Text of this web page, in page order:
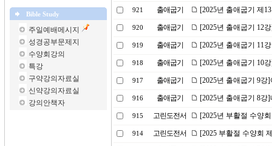
Bible Study
주일예배메시지
성경공부문제지
수양회강의
특강
구약강의자료실
신약강의자료실
강의안책자
921 출애굽기 [2025년 출애굽기 제
920 출애굽기 [2025년 출애굽기 12
919 출애굽기 [2025년 출애굽기 11
918 출애굽기 [2025년 출애굽기 10
917 출애굽기 [2025년 출애굽기 9
916 출애굽기 [2025년 출애굽기 8강
915 고린도전서 [2025년 부활절 수양
914 고린도전서 [2025 부활절 수양회